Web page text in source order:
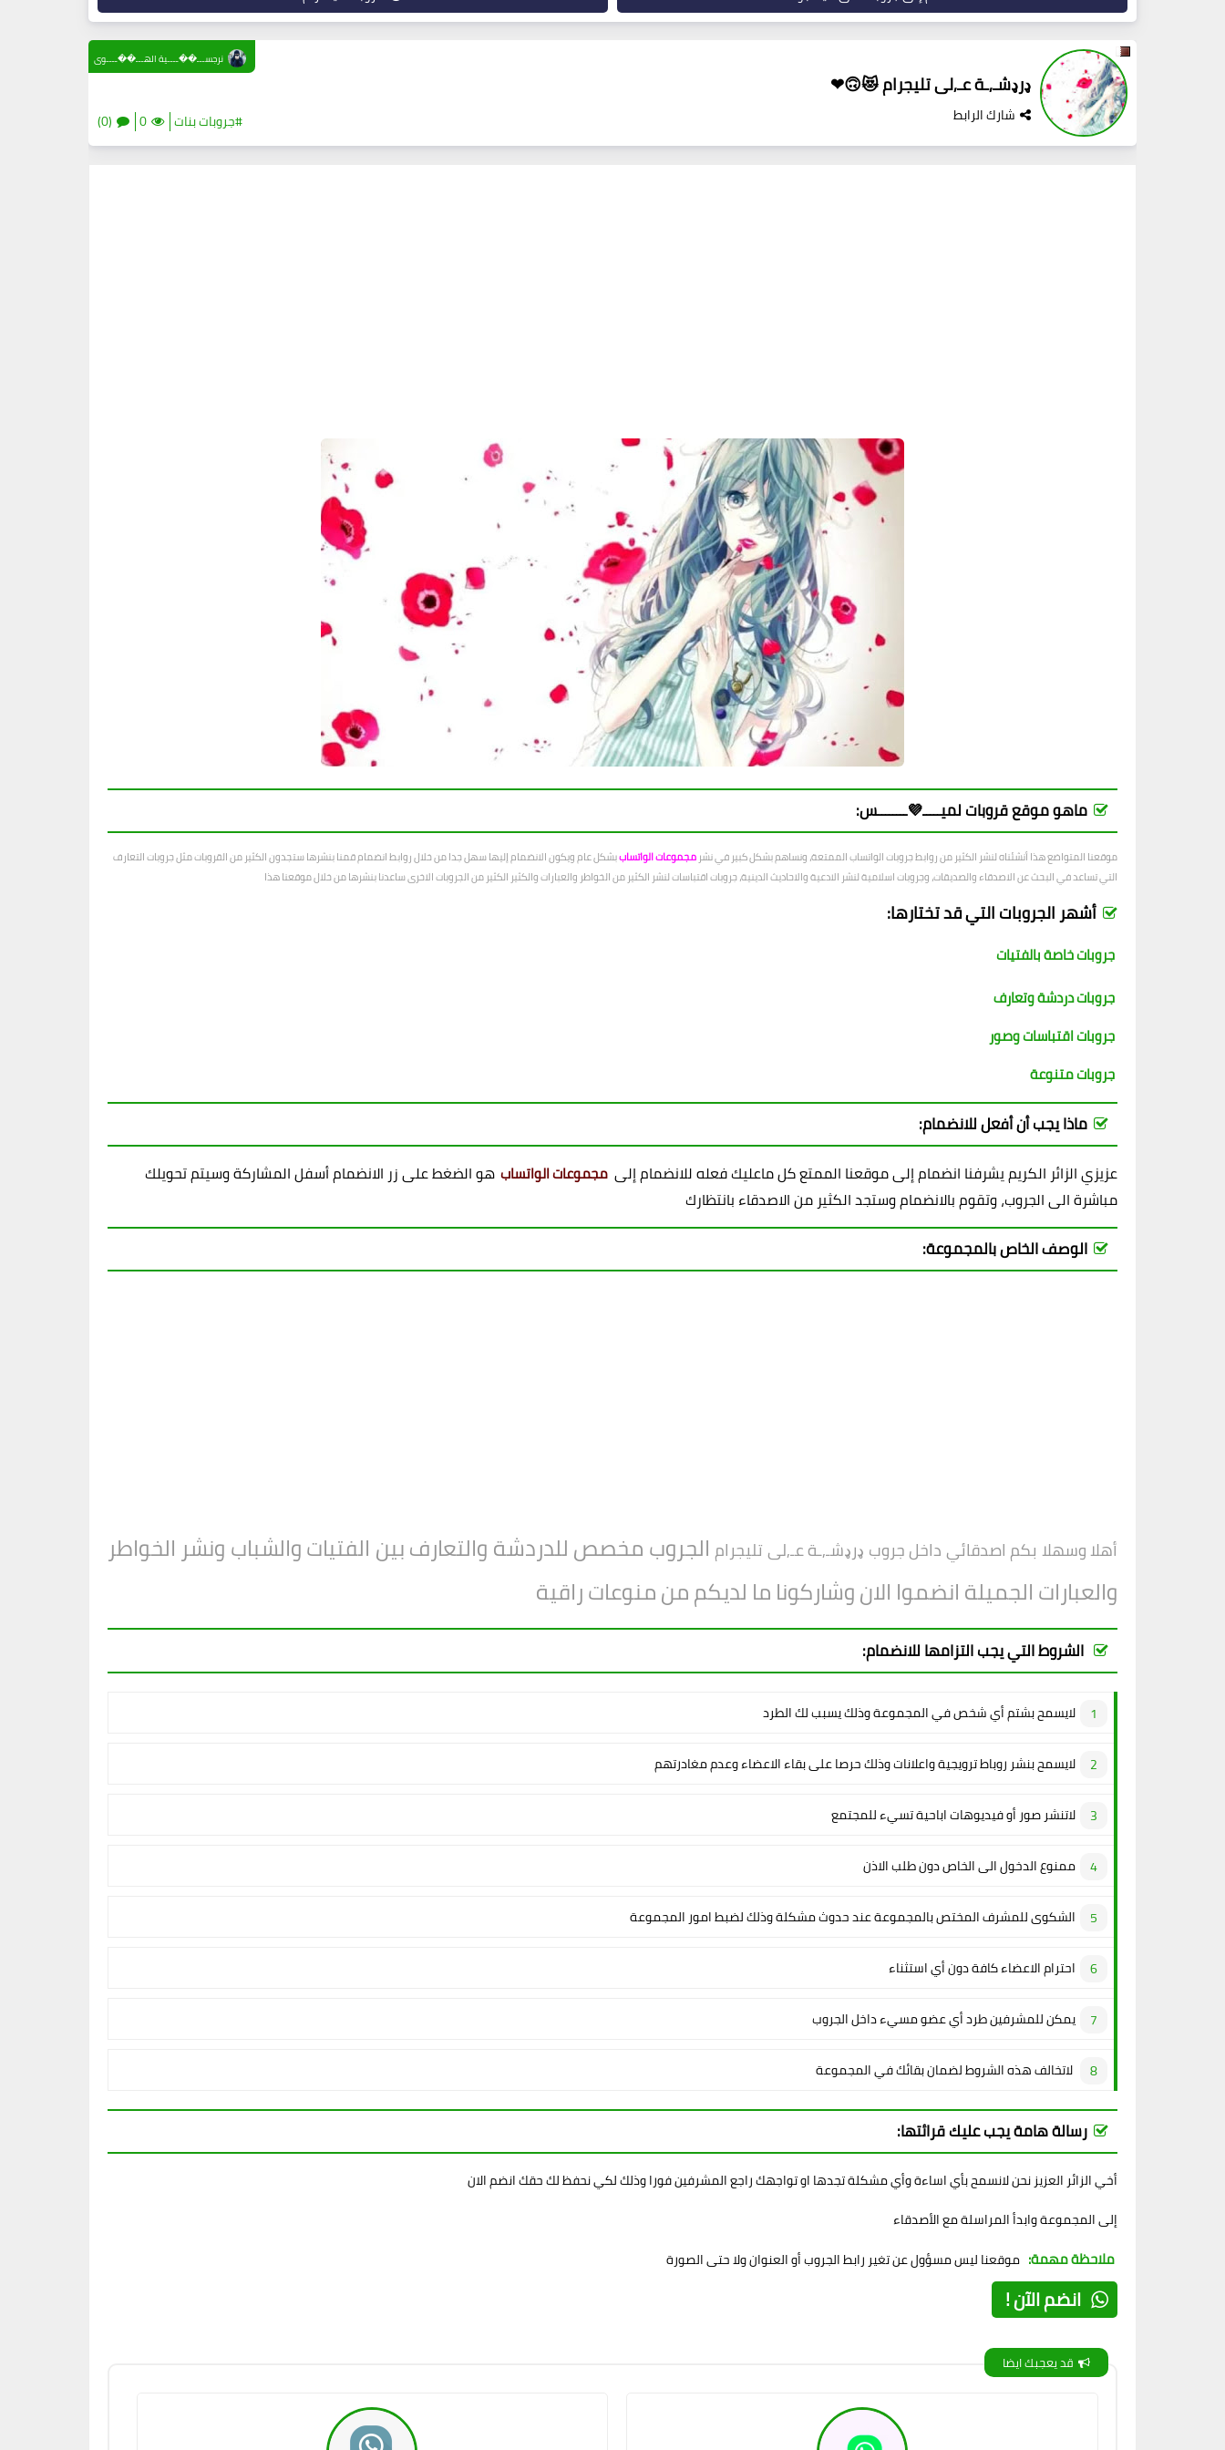
ډرډشـ,ـة عـ,لى تليجرام 😻🙃❤
شارك الرابط #جروبات بنات 0
(0)
نرجســـ��ــــية الهـــ��ــــوى
ماهو موقع قروبات لميـــــ💜ــــــــس:
موقعنا المتواضع هذا أنشئناه لنشر الكثير من روابط جروبات الواتساب الممتعة، ونساهم بشكل كبير في نشر مجموعات الواتساببشكل عام ويكون الانضمام إليها سهل جدا من خلال روابط انضمام قمنا بنشرها ستجدون الكثير من القروبات مثل جروبات التعارف
التي تساعد في البحث عن الاصدقاء والصديقات، وجروبات اسلامية لنشر الادعية والاحاديث الدينية، جروبات اقتباسات لنشر الكثير من الخواطر والعبارات والكثير الكثير من الجروبات الاخرى ساعدنا بنشرها من خلال موقعنا هذا
أشهر الجروبات التي قد تختارها:
جروبات خاصة بالفتيات
جروبات دردشة وتعارف
جروبات اقتباسات وصور
جروبات متنوعة
ماذا يجب أن أفعل للانضمام:
عزيزي الزائر الكريم يشرفنا انضمام إلى موقعنا الممتع كل ماعليك فعله للانضمام إلى مجموعات الواتساب هو الضغط على زر الانضمام أسفل المشاركة وسيتم تحويلك
مباشرة الى الجروب، وتقوم بالانضمام وستجد الكثير من الاصدقاء بانتظارك
الوصف الخاص بالمجموعة:
أهلا وسهلا بكم اصدقائي داخلجروب ډرډشـ,ـة عـ,لى تليجرام الجروب مخصص للدردشة والتعارف بين الفتيات والشباب ونشر الخواطر
والعبارات الجميلة انضموا الان وشاركونا ما لديكم من منوعات راقية
الشروط التي يجب التزامها للانضمام:
لايسمح بشتم أي شخص في المجموعة وذلك يسبب لك الطرد
لايسمح بنشر روباط ترويجية واعلانات وذلك حرصا على بقاء الاعضاء وعدم مغادرتهم
لاتنشر صور أو فيديوهات اباحية تسيء للمجتمع
ممنوع الدخول الى الخاص دون طلب الاذن
الشكوى للمشرف المختص بالمجموعة عند حدوث مشكلة وذلك لضبط امور المجموعة
احترام الاعضاء كافة دون أي استثناء
يمكن للمشرفين طرد أي عضو مسيء داخل الجروب
لاتخالف هذه الشروط لضمان بقائك في المجموعة
رسالة هامة يجب عليك قرائتها:
أخي الزائر العزيز نحن لانسمح بأي اساءة وأي مشكلة تجدها او تواجهك راجع المشرفين فورا وذلك لكي نحفظ لك حقك انضم الان
إلى المجموعة وابدأ المراسلة مع الأصدقاء
ملاحظة مهمة: موقعنا ليس مسؤول عن تغير رابط الجروب أو العنوان ولا حتى الصورة
انضم الآن !
قد يعجبك ايضا